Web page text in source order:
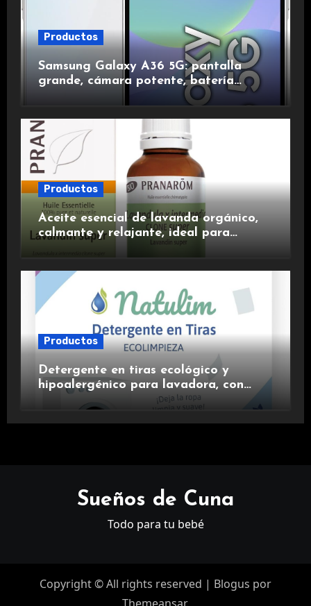
Productos
Samsung Galaxy A36 5G: pantalla
grande, cámara potente, batería
duradera y carga rápida para una
experiencia premium.
Productos
Aceite esencial de lavanda orgánico,
calmante y relajante, ideal para
Productos
Detergente en tiras ecológico y
hipoalergénico para lavadora, con
suavizante incluido y fragancia de
Sueños de Cuna
Todo para tu bebé
Copyright © All rights reserved | Blogus por